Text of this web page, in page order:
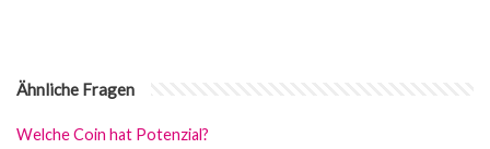
Ähnliche Fragen
Welche Coin hat Potenzial?